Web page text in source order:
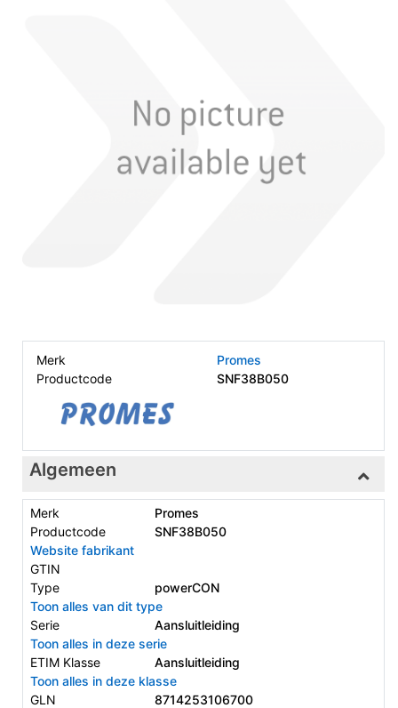
Merk
Promes
Productcode
SNF38B050
Algemeen
Merk
Promes
Productcode
SNF38B050
Website fabrikant
GTIN
Type
powerCON
Toon alles van dit type
Serie
Aansluitleiding
Toon alles in deze serie
ETIM Klasse
Aansluitleiding
Toon alles in deze klasse
GLN
8714253106700